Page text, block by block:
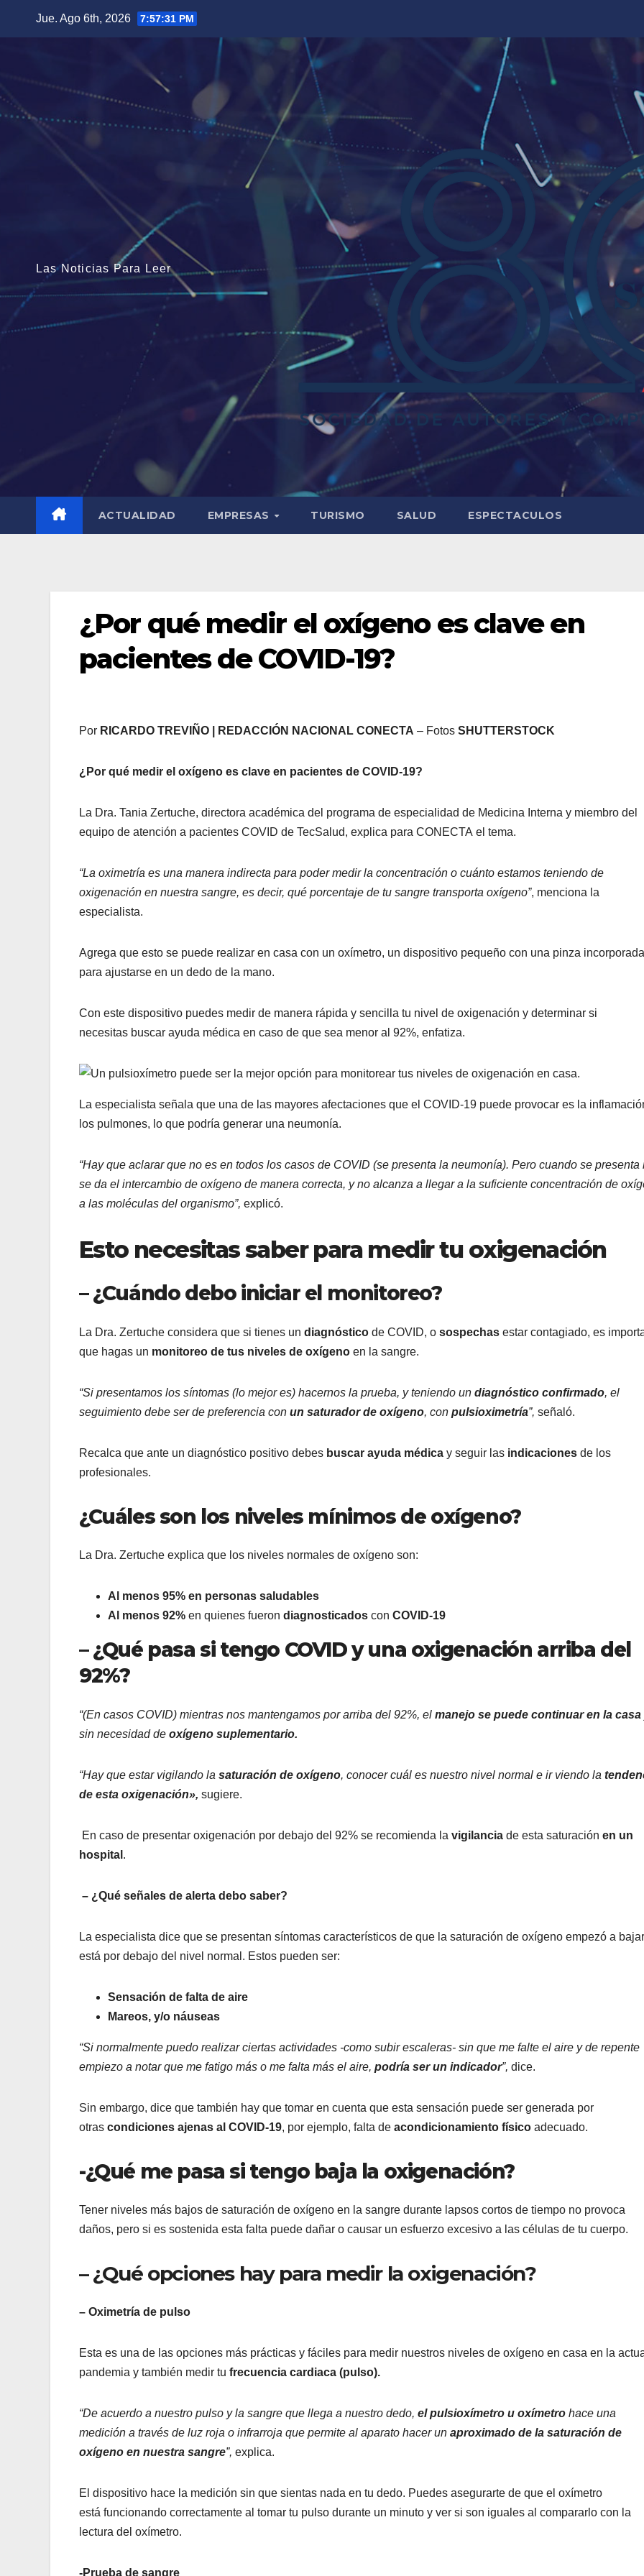
Jue. Ago 6th, 2026 7:57:33 PM
Las Noticias Para Leer
ACTUALIDAD EMPRESAS TURISMO SALUD ESPECTACULOS
¿Por qué medir el oxígeno es clave en
pacientes de COVID-19?
Por RICARDO TREVIÑO | REDACCIÓN NACIONAL CONECTA – Fotos SHUTTERSTOCK
¿Por qué medir el oxígeno es clave en pacientes de COVID-19?
La Dra. Tania Zertuche, directora académica del programa de especialidad de Medicina Interna y miembro del
equipo de atención a pacientes COVID de TecSalud, explica para CONECTA el tema.
“La oximetría es una manera indirecta para poder medir la concentración o cuánto estamos teniendo de
oxigenación en nuestra sangre, es decir, qué porcentaje de tu sangre transporta oxígeno”, menciona la
especialista.
Agrega que esto se puede realizar en casa con un oxímetro, un dispositivo pequeño con una pinza incorporada
para ajustarse en un dedo de la mano.
Con este dispositivo puedes medir de manera rápida y sencilla tu nivel de oxigenación y determinar si
necesitas buscar ayuda médica en caso de que sea menor al 92%, enfatiza.
La especialista señala que una de las mayores afectaciones que el COVID-19 puede provocar es la
los pulmones, lo que podría generar una neumonía.
“Hay que aclarar que no es en todos los casos de COVID (se presenta la neumonía). Pero cuando se presenta
se da el intercambio de oxígeno de manera correcta, y no alcanza a llegar a la suficiente concentración de
a las moléculas del organismo”, explicó.
Esto necesitas saber para medir tu oxigenación
– ¿Cuándo debo iniciar el monitoreo?
La Dra. Zertuche considera que si tienes un diagnóstico de COVID, o sospechas estar contagiado, es
que hagas un monitoreo de tus niveles de oxígeno en la sangre.
“Si presentamos los síntomas (lo mejor es) hacernos la prueba, y teniendo un diagnóstico confirmado, el
seguimiento debe ser de preferencia con un saturador de oxígeno, con pulsioximetría”, señaló.
Recalca que ante un diagnóstico positivo debes buscar ayuda médica y seguir las indicaciones de los
profesionales.
¿Cuáles son los niveles mínimos de oxígeno?
La Dra. Zertuche explica que los niveles normales de oxígeno son:
Al menos 95% en personas saludables
Al menos 92% en quienes fueron diagnosticados con COVID-19
– ¿Qué pasa si tengo COVID y una oxigenación arriba del
92%?
“(En casos COVID) mientras nos mantengamos por arriba del 92%, el manejo se puede continuar en la casa
sin necesidad de oxígeno suplementario.
“Hay que estar vigilando la saturación de oxígeno, conocer cuál es nuestro nivel normal e ir viendo la
de esta oxigenación», sugiere.
En caso de presentar oxigenación por debajo del 92% se recomienda la vigilancia de esta saturación en un
hospital .
– ¿Qué señales de alerta debo saber?
La especialista dice que se presentan síntomas característicos de que la saturación de oxígeno empezó a
está por debajo del nivel normal. Estos pueden ser:
Sensación de falta de aire
Mareos, y/o náuseas
“Si normalmente puedo realizar ciertas actividades -como subir escaleras- sin que me falte el aire y de repente
empiezo a notar que me fatigo más o me falta más el aire, podría ser un indicador”, dice.
Sin embargo, dice que también hay que tomar en cuenta que esta sensación puede ser generada por
otras condiciones ajenas al COVID-19, por ejemplo, falta de acondicionamiento físico adecuado.
-¿Qué me pasa si tengo baja la oxigenación?
Tener niveles más bajos de saturación de oxígeno en la sangre durante lapsos cortos de tiempo no provoca
daños, pero si es sostenida esta falta puede dañar o causar un esfuerzo excesivo a las células de tu cuerpo.
– ¿Qué opciones hay para medir la oxigenación?
– Oximetría de pulso
Esta es una de las opciones más prácticas y fáciles para medir nuestros niveles de oxígeno en casa en la
pandemia y también medir tu frecuencia cardiaca (pulso).
“De acuerdo a nuestro pulso y la sangre que llega a nuestro dedo, el pulsioxímetro u oxímetro hace una
medición a través de luz roja o infrarroja que permite al aparato hacer un aproximado de la saturación de
oxígeno en nuestra sangre”, explica.
El dispositivo hace la medición sin que sientas nada en tu dedo. Puedes asegurarte de que el oxímetro
está funcionando correctamente al tomar tu pulso durante un minuto y ver si son iguales al compararlo con la
lectura del oxímetro.
-Prueba de sangre